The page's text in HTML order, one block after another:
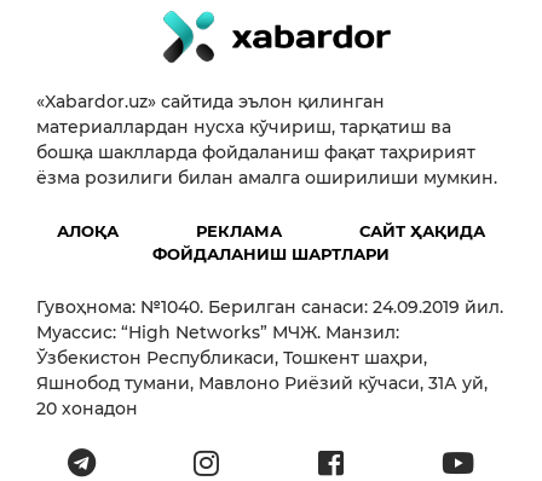
«Xabardor.uz» сайтида эълон қилинган
материаллардан нусха кўчириш, тарқатиш ва
бошқа шаклларда фойдаланиш фақат таҳририят
ёзма розилиги билан амалга оширилиши мумкин.
АЛОҚА РЕКЛАМА
САЙТ ҲАҚИДА
ФОЙДАЛАНИШ ШАРТЛАРИ
Гувоҳнома: №1040. Берилган санаси: 24.09.2019 йил.
Муассис: “High Networks” МЧЖ. Манзил:
Ўзбекистон Республикаси, Тошкент шаҳри,
Яшнобод тумани, Мавлоно Риёзий кўчаси, 31А уй,
20 хонадон